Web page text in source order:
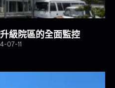
級院區的全面監控
07-11